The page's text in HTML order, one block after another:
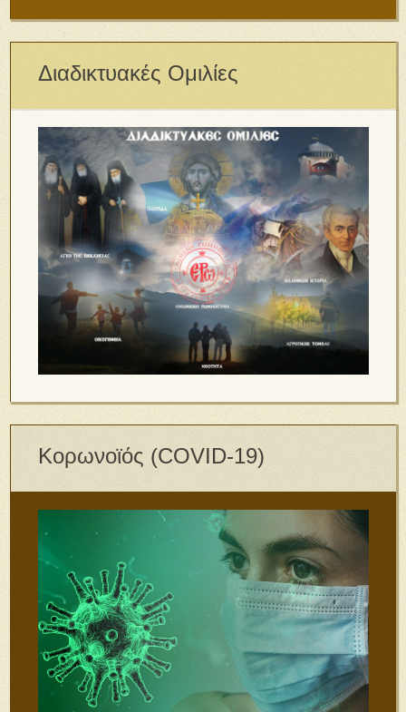
Διαδικτυακές Ομιλίες
Κορωνοϊός (COVID-19)